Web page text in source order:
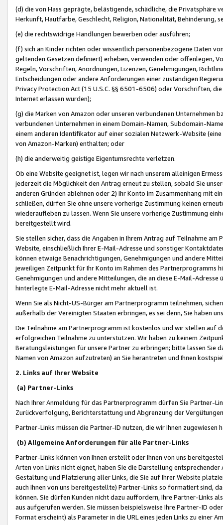
(d) die von Hass geprägte, belästigende, schädliche, die Privatsphäre
Herkunft, Hautfarbe, Geschlecht, Religion, Nationalität, Behinderung,
(e) die rechtswidrige Handlungen bewerben oder ausführen;
(f) sich an Kinder richten oder wissentlich personenbezogene Daten
geltenden Gesetzen definiert) erheben, verwenden oder offenlegen,
Regeln, Vorschriften, Anordnungen, Lizenzen, Genehmigungen,
Entscheidungen oder andere Anforderungen einer zuständigen
Privacy Protection Act (15 U.S.C. §§ 6501-6506) oder Vorschriften,
Internet erlassen wurden);
(g) die Marken von Amazon oder unseren verbundenen Unternehmen
verbundenen Unternehmen in einem Domain-Namen, Subdomain-
einem anderen Identifikator auf einer sozialen Netzwerk-Website
von Amazon-Marken) enthalten; oder
(h) die anderweitig geistige Eigentumsrechte verletzen.
Ob eine Website geeignet ist, legen wir nach unserem alleinigen
jederzeit die Möglichkeit den Antrag erneut zu stellen, sobald Sie
anderen Gründen ablehnen oder 2) Ihr Konto im Zusammenhang mit
schließen, dürfen Sie ohne unsere vorherige Zustimmung keinen
wiederaufleben zu lassen. Wenn Sie unsere vorherige Zustimmung
bereitgestellt wird.
Sie stellen sicher, dass die Angaben in Ihrem Antrag auf Teilnahme
Website, einschließlich Ihrer E-Mail-Adresse und sonstiger
können etwaige Benachrichtigungen, Genehmigungen und andere
jeweiligen Zeitpunkt für Ihr Konto im Rahmen des Partnerprogramms
Genehmigungen und andere Mitteilungen, die an diese E-Mail-
hinterlegte E-Mail-Adresse nicht mehr aktuell ist.
Wenn Sie als Nicht-US-Bürger am Partnerprogramm teilnehmen,
außerhalb der Vereinigten Staaten erbringen, es sei denn, Sie haben
Die Teilnahme am Partnerprogramm ist kostenlos und wir stellen auf
erfolgreichen Teilnahme zu unterstützen. Wir haben zu keinem
Beratungsleistungen für unsere Partner zu erbringen; bitte lassen Sie
Namen von Amazon aufzutreten) an Sie herantreten und Ihnen
2. Links auf Ihrer Website
(a) Partner-Links
Nach Ihrer Anmeldung für das Partnerprogramm dürfen Sie Partner-
Zurückverfolgung, Berichterstattung und Abgrenzung der
Partner-Links müssen die Partner-ID nutzen, die wir Ihnen zugewiesen
(b) Allgemeine Anforderungen für alle Partner-Links
Partner-Links können von Ihnen erstellt oder Ihnen von uns
Arten von Links nicht eignet, haben Sie die Darstellung
Gestaltung und Platzierung aller Links, die Sie auf Ihrer Website
auch Ihnen von uns bereitgestellte) Partner-Links so formatiert sind,
können. Sie dürfen Kunden nicht dazu auffordern, Ihre Partner-Links
aus aufgerufen werden. Sie müssen beispielsweise Ihre Partner-ID
Format erscheint) als Parameter in die URL eines jeden Links zu einer